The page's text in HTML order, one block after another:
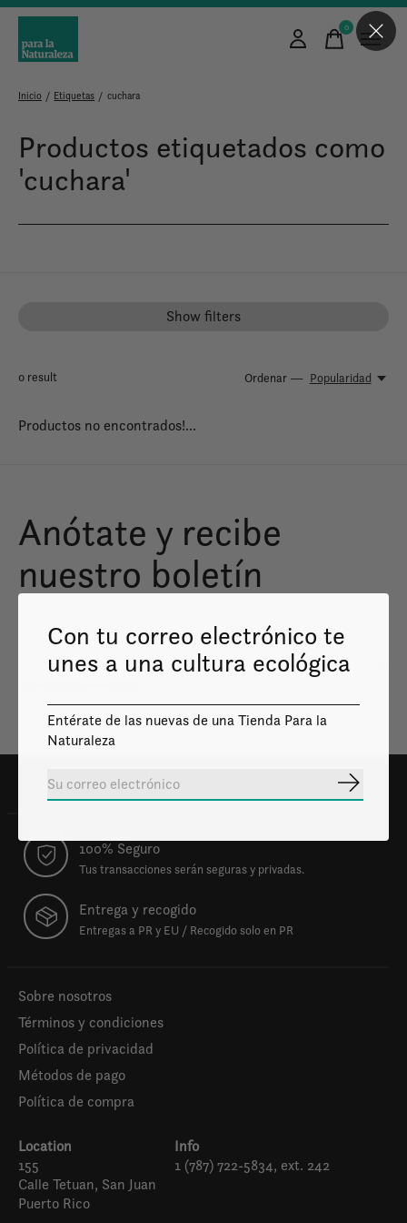
0items
Inicio / Etiquetas / cuchara
Productos etiquetados como
'cuchara'
Show filters
0 result Ordenar — Popularidad
Productos no encontrados!...
Anótate y recibe
nuestro boletín
100% Seguro
Tus transacciones serán seguras y privadas.
Entrega y recogido
Entregas a PR y EU / Recogido solo en PR
Sobre nosotros
Términos y condiciones
Política de privacidad
Métodos de pago
Política de compra
Location
155
Calle Tetuan, San Juan
Puerto Rico
Info
1 (787) 722-5834, ext. 242
Con tu correo electrónico te
unes a una cultura ecológica
Entérate de las nuevas de una Tienda Para la
Naturaleza